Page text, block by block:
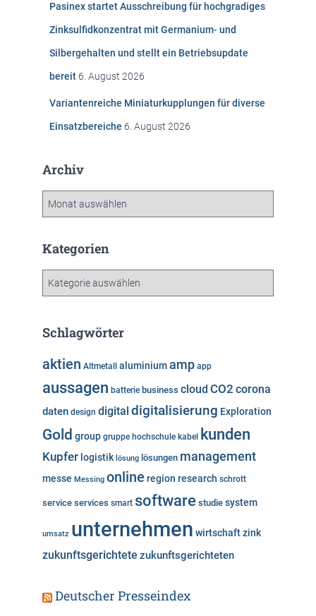
Pasinex startet Ausschreibung für hochgradiges
Zinksulfidkonzentrat mit Germanium- und
Silbergehalten und stellt ein Betriebsupdate
bereit 6. August 2026
Variantenreiche Miniaturkupplungen für diverse
Einsatzbereiche 6. August 2026
Archiv
h
Kategorien
g
r
i
n
Schlagwörter
aktien Altmetall aluminiumamp app
aussagen batterie business cloud CO2 corona
daten design digital digitalisierung Exploration
Gold group gruppe hochschule kabel kunden
Kupfer logistik lösung lösungen management
messe Messing online region research schrott
service services smart software studie system
umsatz unternehmen wirtschaftzink
zukunftsgerichtete zukunftsgerichteten
Deutscher Presseindex